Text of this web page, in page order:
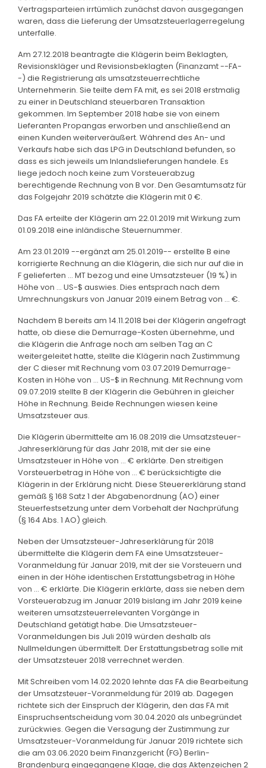
Vertragsparteien irrtümlich zunächst davon ausgegangen
waren, dass die Lieferung der Umsatzsteuerlagerregelung
unterfalle.
Am 27.12.2018 beantragte die Klägerin beim Beklagten,
Revisionskläger und Revisionsbeklagten (Finanzamt --FA-
-) die Registrierung als umsatzsteuerrechtliche
Unternehmerin. Sie teilte dem FA mit, es sei 2018 erstmalig
zu einer in Deutschland steuerbaren Transaktion
gekommen. Im September 2018 habe sie von einem
Lieferanten Propangas erworben und anschließend an
einen Kunden weiterveräußert. Während des An- und
Verkaufs habe sich das LPG in Deutschland befunden, so
dass es sich jeweils um Inlandslieferungen handele. Es
liege jedoch noch keine zum Vorsteuerabzug
berechtigende Rechnung von B vor. Den Gesamtumsatz für
das Folgejahr 2019 schätzte die Klägerin mit 0 €.
Das FA erteilte der Klägerin am 22.01.2019 mit Wirkung zum
01.09.2018 eine inländische Steuernummer.
Am 23.01.2019 --ergänzt am 25.01.2019-- erstellte B eine
korrigierte Rechnung an die Klägerin, die sich nur auf die in
F gelieferten ... MT bezog und eine Umsatzsteuer (19 %) in
Höhe von ... US-$ auswies. Dies entsprach nach dem
Umrechnungskurs von Januar 2019 einem Betrag von ... €.
Nachdem B bereits am 14.11.2018 bei der Klägerin angefragt
hatte, ob diese die Demurrage-Kosten übernehme, und
die Klägerin die Anfrage noch am selben Tag an C
weitergeleitet hatte, stellte die Klägerin nach Zustimmung
der C dieser mit Rechnung vom 03.07.2019 Demurrage-
Kosten in Höhe von ... US-$ in Rechnung. Mit Rechnung vom
09.07.2019 stellte B der Klägerin die Gebühren in gleicher
Höhe in Rechnung. Beide Rechnungen wiesen keine
Umsatzsteuer aus.
Die Klägerin übermittelte am 16.08.2019 die Umsatzsteuer-
Jahreserklärung für das Jahr 2018, mit der sie eine
Umsatzsteuer in Höhe von ... € erklärte. Den streitigen
Vorsteuerbetrag in Höhe von ... € berücksichtigte die
Klägerin in der Erklärung nicht. Diese Steuererklärung stand
gemäß § 168 Satz 1 der Abgabenordnung (AO) einer
Steuerfestsetzung unter dem Vorbehalt der Nachprüfung
(§ 164 Abs. 1 AO) gleich.
Neben der Umsatzsteuer-Jahreserklärung für 2018
übermittelte die Klägerin dem FA eine Umsatzsteuer-
Voranmeldung für Januar 2019, mit der sie Vorsteuern und
einen in der Höhe identischen Erstattungsbetrag in Höhe
von ... € erklärte. Die Klägerin erklärte, dass sie neben dem
Vorsteuerabzug im Januar 2019 bislang im Jahr 2019 keine
weiteren umsatzsteuerrelevanten Vorgänge in
Deutschland getätigt habe. Die Umsatzsteuer-
Voranmeldungen bis Juli 2019 würden deshalb als
Nullmeldungen übermittelt. Der Erstattungsbetrag solle mit
der Umsatzsteuer 2018 verrechnet werden.
Mit Schreiben vom 14.02.2020 lehnte das FA die Bearbeitung
der Umsatzsteuer-Voranmeldung für 2019 ab. Dagegen
richtete sich der Einspruch der Klägerin, den das FA mit
Einspruchsentscheidung vom 30.04.2020 als unbegründet
zurückwies. Gegen die Versagung der Zustimmung zur
Umsatzsteuer-Voranmeldung für Januar 2019 richtete sich
die am 03.06.2020 beim Finanzgericht (FG) Berlin-
Brandenburg eingegangene Klage, die das Aktenzeichen 2